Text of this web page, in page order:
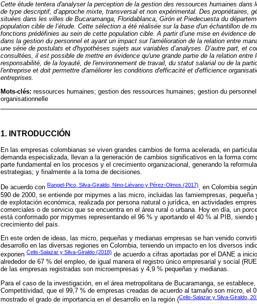
Cette étude tentera d'analyser la perception de la gestion des ressources humaines dans
de type descriptif, d’approche mixte, transversal et non expérimental. Des propriétaires,
situées dans les villes de Bucaramanga, Floridablanca, Girón et Piedecuesta du
population cible de l’étude. Cette sélection a été réalisée sur la base d'un échantillon de
fonctions prédéfinies au sein de cette population cible. A partir d’une mise en évidence
dans la gestion du personnel et ayant un impact sur l'amélioration de la relation entre
une série de postulats et d'hypothèses sujets aux variables d’analyses. D’autre part, et
consultées, il est possible de mettre en évidence qu'une grande partie de la relation
responsabilité, de la loyauté, de l'environnement de travail, du statut salarial ou de la
l'entreprise et doit permettre d'améliorer les conditions d'efficacité et d'efficience
entreprises.
Mots-clés: ressources humaines; gestion des ressources humaines; gestion du
organisationnelle
1. INTRODUCCIÓN
En las empresas colombianas se viven grandes cambios de forma acelerada, en
demanda especializada, llevan a la generación de cambios significativos en la forma
parte fundamental en los procesos y el crecimiento organizacional, generando la
estrategias; y finalmente a la toma de decisiones.
De acuerdo con Rangel-Pico, Silva-Giraldo, Nino-Liévano y Pérez-Olmos (2017), en Colombia
590 de 2000, se entiende por mipymes a las micro, incluidas las famiempresas, pequeña
de explotación económica, realizada por persona natural o jurídica, en actividades
comerciales o de servicio que se encuentra en el área rural o urbana. Hoy en día, un
está conformado por mipymes representando el 96 % y aportando el 40 % al PIB, siendo
crecimiento del país.
En este orden de ideas, las micro, pequeñas y medianas empresas se han venido
desarrollo en las diversas regiones en Colombia, teniendo un impacto en los diversos
exponen Celis-Salazar y Silva-Giraldo (2018) de acuerdo a cifras aportadas por el DANE a
alrededor de 67 % del empleo, de igual manera el registro único empresarial y social
de las empresas registradas son microempresas y 4,9 % pequeñas y medianas.
Para el caso de la investigación, en el área metropolitana de Bucaramanga, se
Competitividad, que el 99,7 % de empresas creadas de acuerdo al tamaño son micro, el
mostrado el grado de importancia en el desarrollo en la región (Celis-Salazar y Silva-Giraldo,